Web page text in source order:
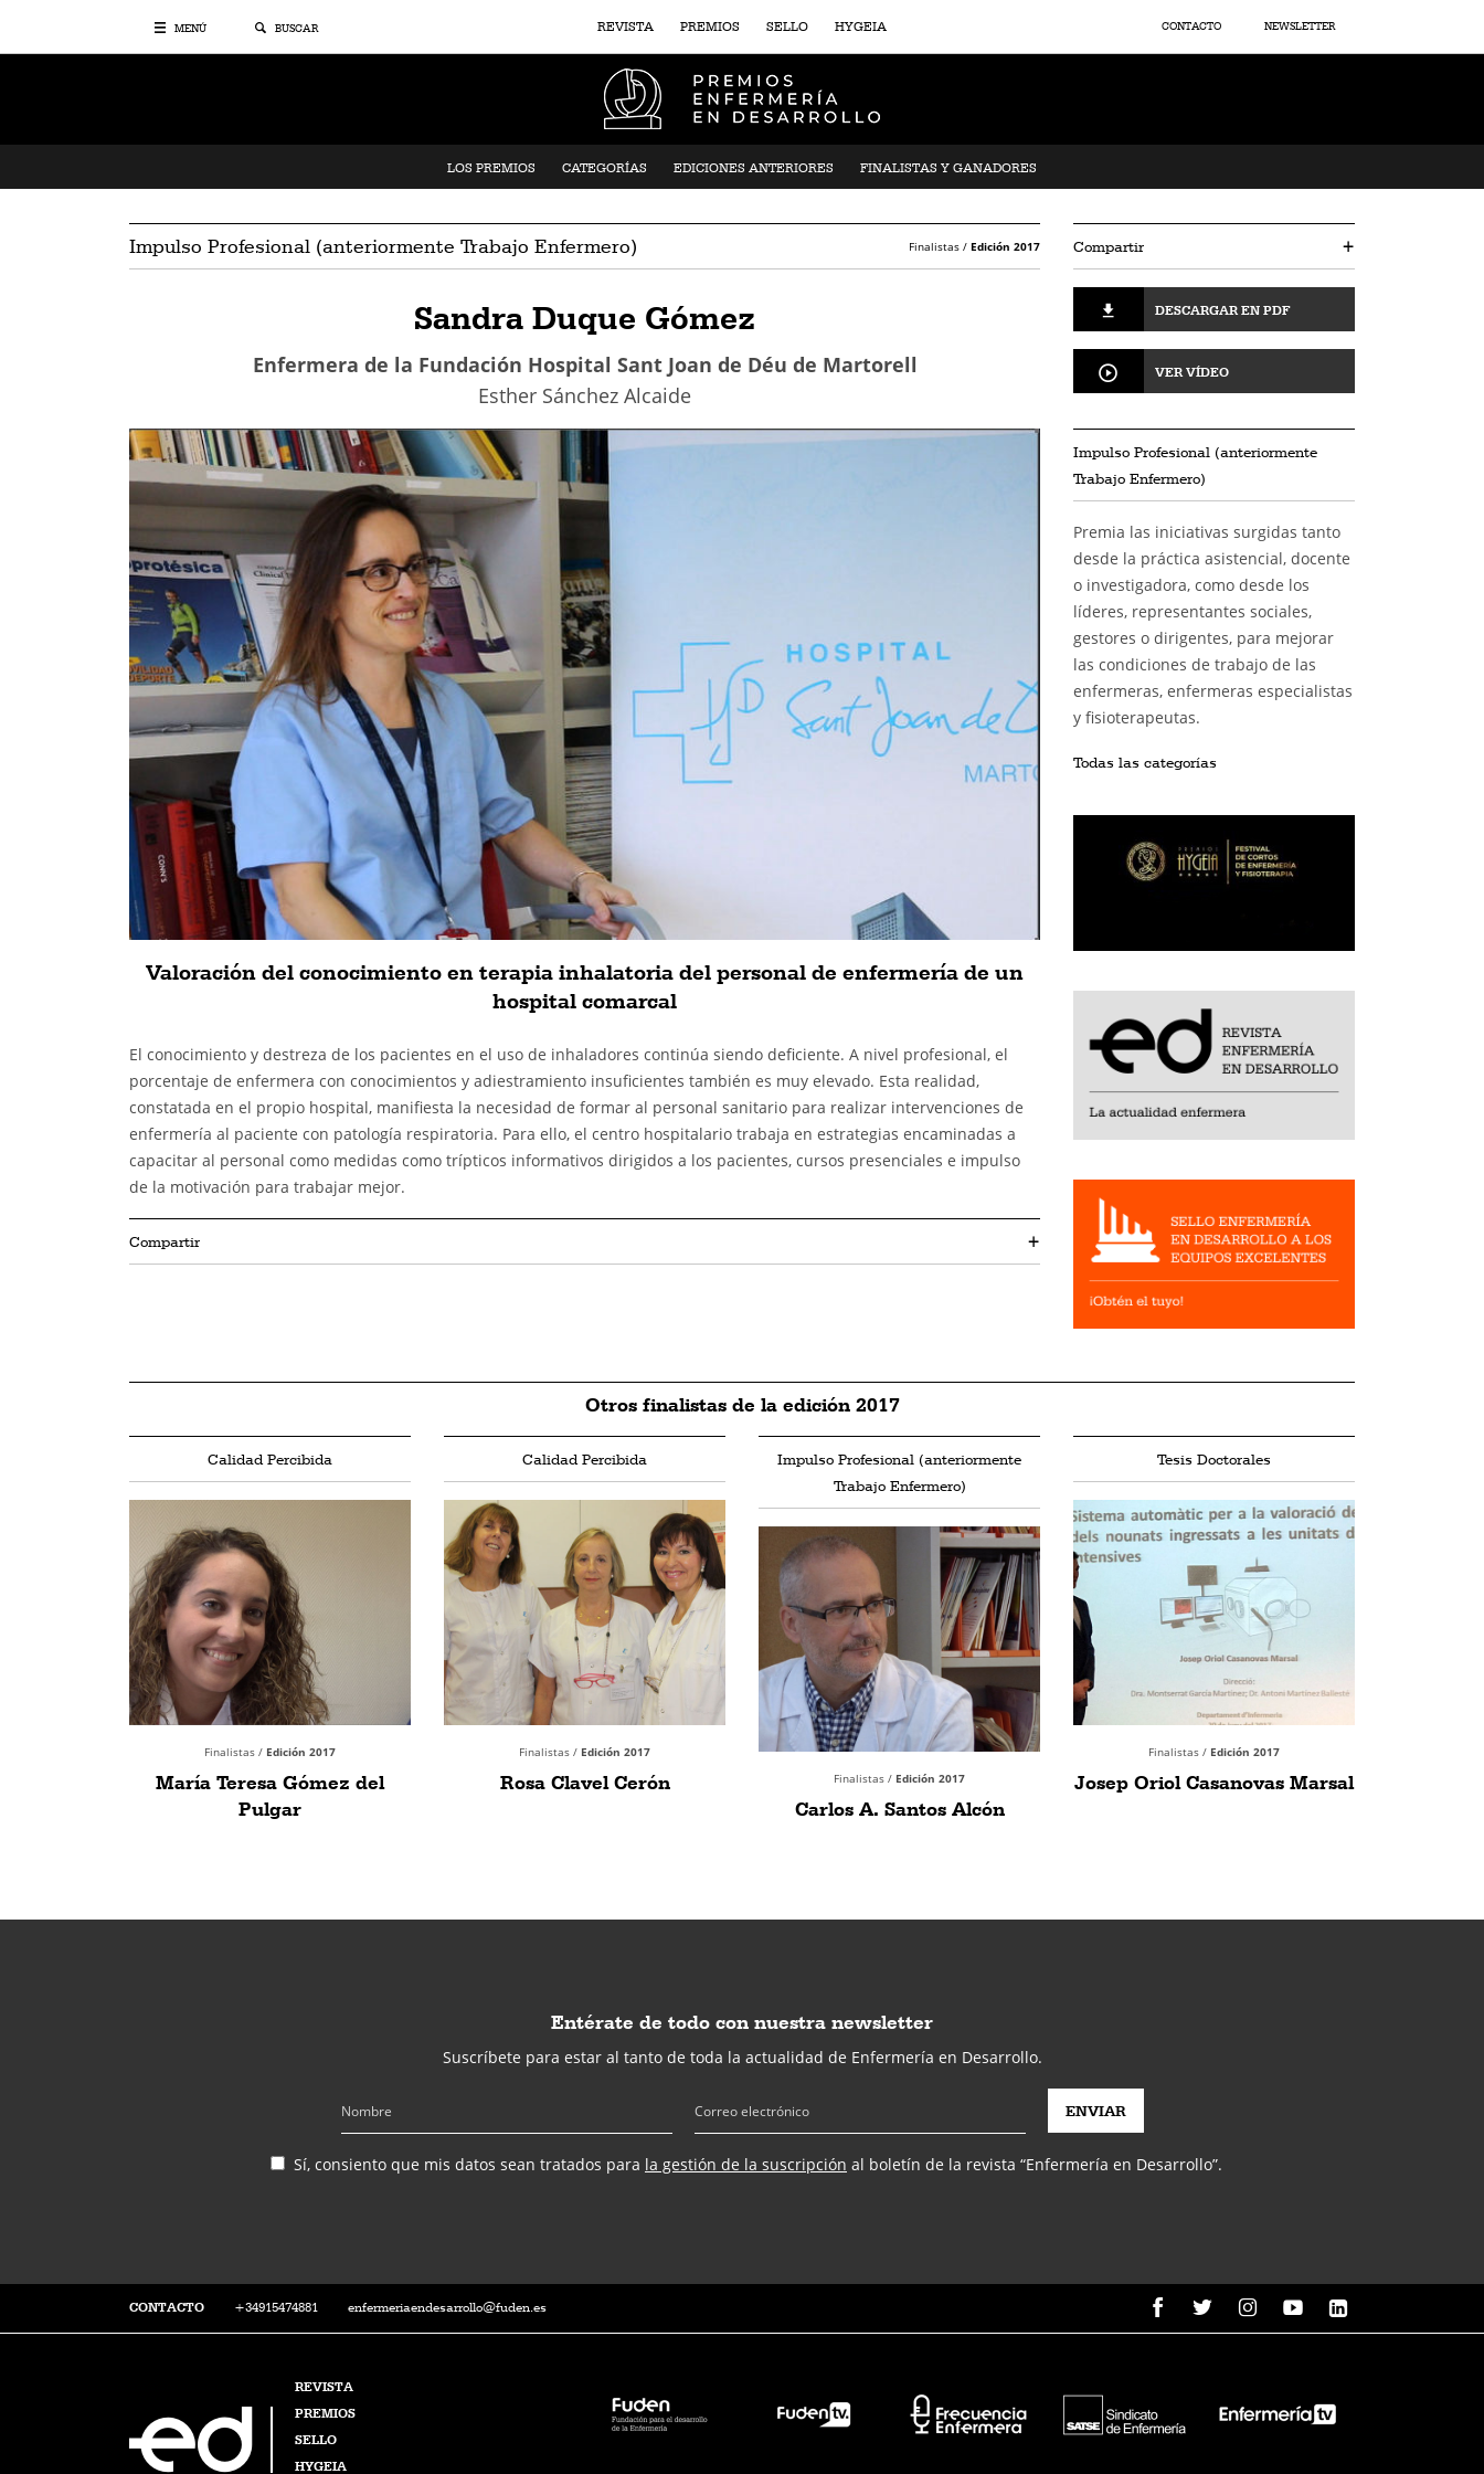
MENÚ BUSCAR REVISTA PREMIOS SELLO HYGEIA CONTACTO NEWSLETTER
LOS PREMIOS CATEGORÍAS EDICIONES ANTERIORES FINALISTAS Y GANADORES
Impulso Profesional (anteriormente Trabajo Enfermero) Finalistas / Edición 2017
Sandra Duque Gómez
Enfermera de la Fundación Hospital Sant Joan de Déu de Martorell
Esther Sánchez Alcaide
Valoración del conocimiento en terapia inhalatoria del personal de enfermería de un
hospital comarcal
El conocimiento y destreza de los pacientes en el uso de inhaladores continúa siendo deficiente. A nivel profesional, el
porcentaje de enfermera con conocimientos y adiestramiento insuficientes también es muy elevado. Esta realidad,
constatada en el propio hospital, manifiesta la necesidad de formar al personal sanitario para realizar intervenciones de
enfermería al paciente con patología respiratoria. Para ello, el centro hospitalario trabaja en estrategias encaminadas a
capacitar al personal como medidas como trípticos informativos dirigidos a los pacientes, cursos presenciales e impulso
de la motivación para trabajar mejor.
Compartir +
Compartir +
DESCARGAR EN PDF
VER VÍDEO
Impulso Profesional (anteriormente
Trabajo Enfermero)
Premia las iniciativas surgidas tanto
desde la práctica asistencial, docente
o investigadora, como desde los
líderes, representantes sociales,
gestores o dirigentes, para mejorar
las condiciones de trabajo de las
enfermeras, enfermeras especialistas
y fisioterapeutas.
Todas las categorías
Otros finalistas de la edición 2017
Calidad Percibida
Finalistas / Edición 2017
María Teresa Gómez del
Pulgar
Calidad Percibida
Finalistas / Edición 2017
Rosa Clavel Cerón
Impulso Profesional (anteriormente
Trabajo Enfermero)
Finalistas / Edición 2017
Carlos A. Santos Alcón
Tesis Doctorales
Finalistas / Edición 2017
Josep Oriol Casanovas Marsal
Entérate de todo con nuestra newsletter
Suscríbete para estar al tanto de toda la actualidad de Enfermería en Desarrollo.
Sí, consiento que mis datos sean tratados para la gestión de la suscripción al boletín de la revista “Enfermería en Desarrollo”.
CONTACTO +34915474881 enfermeriaendesarrollo@fuden.es
REVISTA
PREMIOS
SELLO
HYGEIA